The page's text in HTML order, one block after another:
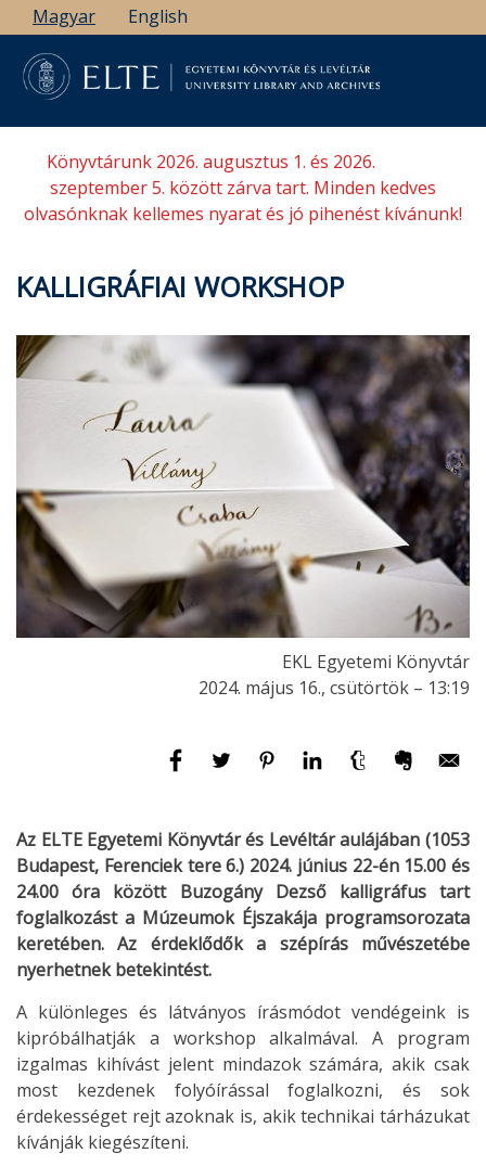
Ugrás
a
tartalomra
Magyar English
Könyvtárunk 2026. augusztus 1. és 2026.
szeptember 5. között zárva tart. Minden kedves
olvasónknak kellemes nyarat és jó pihenést kívánunk!
KALLIGRÁFIAI WORKSHOP
EKL Egyetemi Könyvtár
2024. május 16., csütörtök – 13:19
Az ELTE Egyetemi Könyvtár és Levéltár aulájában (1053
Budapest, Ferenciek tere 6.) 2024. június 22-én 15.00 és
24.00 óra között Buzogány Dezső kalligráfus tart
foglalkozást a Múzeumok Éjszakája programsorozata
keretében. Az érdeklődők a szépírás művészetébe
nyerhetnek betekintést.
A különleges és látványos írásmódot vendégeink is
kipróbálhatják a workshop alkalmával. A program
izgalmas kihívást jelent mindazok számára, akik csak
most kezdenek folyóírással foglalkozni, és sok
érdekességet rejt azoknak is, akik technikai tárházukat
kívánják kiegészíteni.